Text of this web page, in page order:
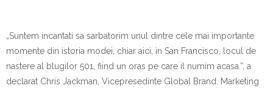
„Suntem incantati sa sarbatorim unul dintre cele mai importante
momente din istoria modei, chiar aici, in San Francisco, locul de
nastere al blugilor 501, fiind un oras pe care il numim acasa.”, a
declarat Chris Jackman, Vicepresedinte Global Brand. Marketing